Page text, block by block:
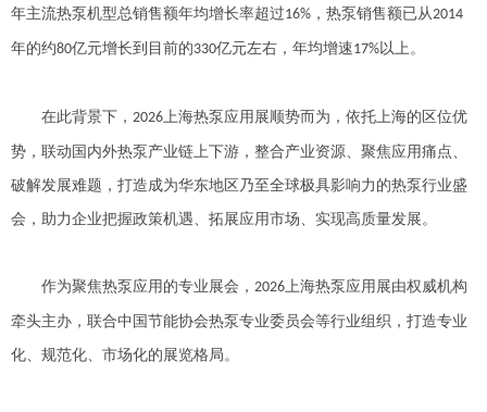
年主流热泵机型总销售额年均增长率超过16% ，热泵销售额已从2014
年的约80亿元增长到目前的330亿元左右，年均增速17%以上。
在此背景下， 2026上海热泵应用展顺势而为，依托上海的区位优
势，联动国内外热泵产业链上下游，整合产业资源、聚焦应用痛点、
破解发展难题，打造成为华东地区乃至全球极具影响力的热泵行业盛
会，助力企业把握政策机遇、拓展应用市场、实现高质量发展。
作为聚焦热泵应用的专业展会， 2026上海热泵应用展由权威机构
牵头主办，联合中国节能协会热泵专业委员会等行业组织，打造专业
化、规范化、市场化的展览格局。